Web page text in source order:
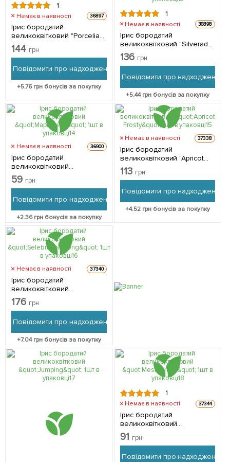
1
Немає в наявності 36897
Ірис бородатий
великоквітковий "Porcelian
Angel" 1шт в упаковці
144 грн
Повідомити про надходження
+5.76грн бонусів за покупку
1
Немає в наявності 36898
Ірис бородатий
великоквітковий "Silverado"
1шт в упаковці
136 грн
Повідомити про надходження
+5.44грн бонусів за покупку
Немає в наявності 36900
Ірис бородатий
великоквітковий
"Маргарита" 1шт в упаковці
59 грн
Повідомити про надходження
+2.36грн бонусів за покупку
Немає в наявності 37338
Ірис бородатий
великоквітковий "Apricot
Frosty" 1шт в упаковці
113 грн
Повідомити про надходження
+4.52 грн бонусів за покупку
Немає в наявності 37340
Ірис бородатий
великоквітковий
"Selebration Song" 1шт в
упаковці
176 грн
Повідомити про надходження
+7.04грн бонусів за покупку
1
Немає в наявності 37344
Ірис бородатий
великоквітковий
"Mesmerizer" 1шт в упаковці
91 грн
Повідомити про надходження